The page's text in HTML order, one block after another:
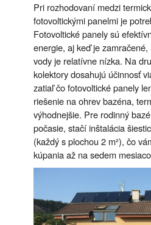
Pri rozhodovaní medzi
fotovoltickými panelmi je
Fotovoltické panely sú
energie, aj keď je
vody je relatívne nízka. Na
kolektory dosahujú účinnosť
zatiaľ čo fotovoltické panely
riešenie na ohrev bazéna,
výhodnejšie. Pre rodinný
počasie, stačí inštalácia
(každý s plochou 2 m²), čo
kúpania až na sedem